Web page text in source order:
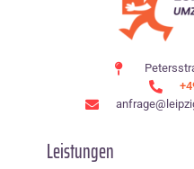
Leistungen